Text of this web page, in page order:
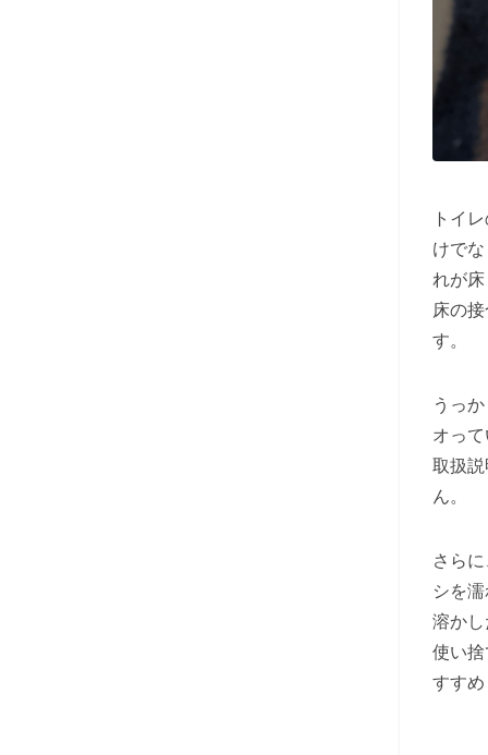
トイ
けで
れが
床の
す。
うっ
オっ
取扱
ん。
さら
シを
溶か
使い
すす